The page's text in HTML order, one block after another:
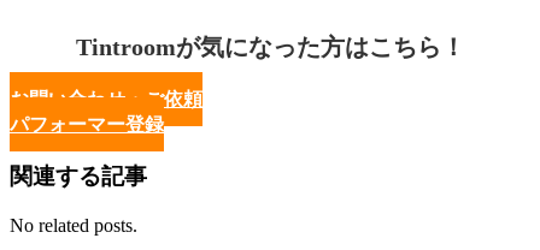
Tintroomが気になった方はこちら！
お問い合わせ・ご依頼
パフォーマー登録
関連する記事
No related posts.